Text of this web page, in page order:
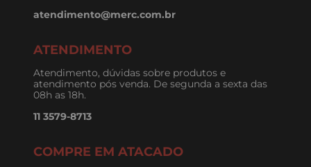
atendimento@merc.com.br
ATENDIMENTO
Atendimento, dúvidas sobre produtos e
atendimento pós venda. De segunda a sexta das
08h as 18h.
11 3579-8713
COMPRE EM ATACADO